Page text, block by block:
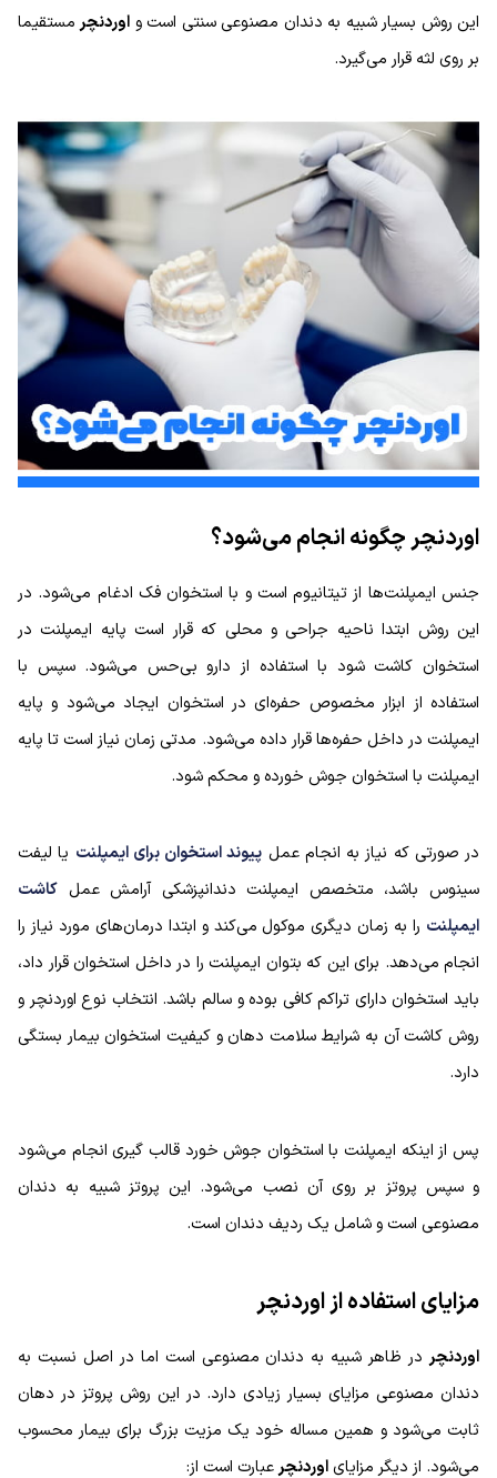
این روش بسیار شبیه به دندان مصنوعی سنتی است و اوردنچرمستقیما
بر روی لثه قرار می‌گیرد.
اوردنچر چگونه انجام می‌شود؟
جنس ایمپلنت‌ها از تیتانیوم است و با استخوان فک ادغام می‌شود. در
این روش ابتدا ناحیه جراحی و محلی که قرار است پایه ایمپلنت در
استخوان کاشت شود با استفاده از دارو بی‌حس می‌شود. سپس با
استفاده از ابزار مخصوص حفره‌ای در استخوان ایجاد می‌شود و پایه
ایمپلنت در داخل حفره‌ها قرار داده می‌شود. مدتی زمان نیاز است تا پایه
ایمپلنت با استخوان جوش خورده و محکم شود.
در صورتی که نیاز به انجام عمل پیوند استخوان برای ایمپلنت یا لیفت
سینوس باشد، متخصص ایمپلنت دندانپزشکی آرامش عمل کاشت
ایمپلنت را به زمان دیگری موکول می‌کند و ابتدا درمان‌های مورد نیاز را
انجام می‌دهد. برای این که بتوان ایمپلنت را در داخل استخوان قرار داد،
باید استخوان دارای تراکم کافی بوده و سالم باشد. انتخاب نوع اوردنچر و
روش کاشت آن به شرایط سلامت دهان و کیفیت استخوان بیمار بستگی
دارد.
پس از اینکه ایمپلنت با استخوان جوش خورد قالب گیری انجام می‌شود
و سپس پروتز بر روی آن نصب می‌شود. این پروتز شبیه به دندان
مصنوعی است و شامل یک ردیف دندان است.
مزایای استفاده از اوردنچر
اوردنچر در ظاهر شبیه به دندان مصنوعی است اما در اصل نسبت به
دندان مصنوعی مزایای بسیار زیادی دارد. در این روش پروتز در دهان
ثابت می‌شود و همین مساله خود یک مزیت بزرگ برای بیمار محسوب
می‌شود. از دیگر مزایایاوردنچرعبارت است از: